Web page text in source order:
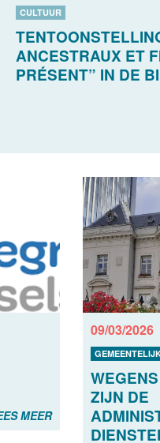
CULTUUR
ANCESTRAUX ET
PRÉSENT” IN DE
MEER
09/03/2026
ZIJN DE